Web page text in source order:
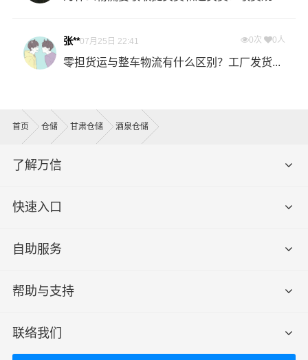
张**07月25日 22:41 0次 0人
零担货运与整车物流有什么区别？工厂发货...
首页 仓储 甘肃仓储 酒泉仓储
了解万信
快速入口
自助服务
帮助与支持
联络我们